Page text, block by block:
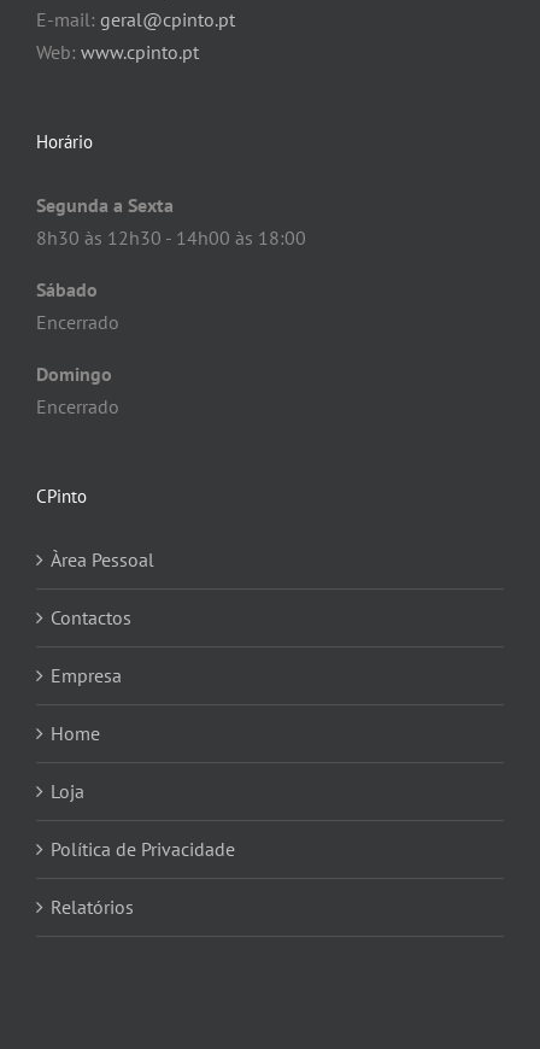
E-mail: geral@cpinto.pt
Web: www.cpinto.pt
Horário
Segunda a Sexta
8h30 às 12h30 - 14h00 às 18:00
Sábado
Encerrado
Domingo
Encerrado
CPinto
Àrea Pessoal
Contactos
Empresa
Home
Loja
Política de Privacidade
Relatórios